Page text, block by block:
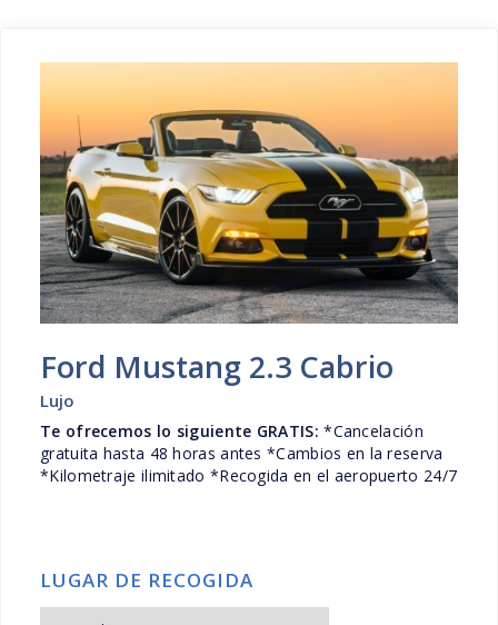
Ford Mustang 2.3 Cabrio
Lujo
Te ofrecemos lo siguiente GRATIS: *Cancelación
gratuita hasta 48 horas antes *Cambios en la reserva
*Kilometraje ilimitado *Recogida en el aeropuerto 24/7
LUGAR DE RECOGIDA